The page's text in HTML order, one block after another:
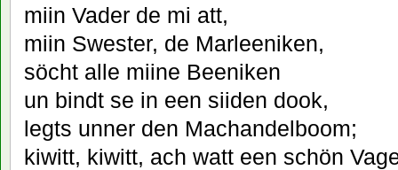
miin Vader de mi att,
miin Swester, de Marleeniken,
söcht alle miine Beeniken
un bindt se in een siiden dook,
legts unner den Machandelboom;
kiwitt, kiwitt, ach watt een schön